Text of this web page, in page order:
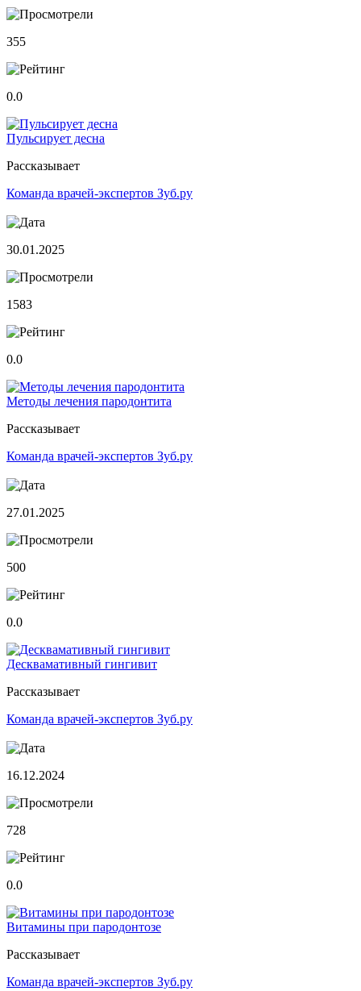
355
0.0
Пульсирует десна
Рассказывает
Команда врачей-экспертов Зуб.ру
30.01.2025
1583
0.0
Методы лечения пародонтита
Рассказывает
Команда врачей-экспертов Зуб.ру
27.01.2025
500
0.0
Десквамативный гингивит
Рассказывает
Команда врачей-экспертов Зуб.ру
16.12.2024
728
0.0
Витамины при пародонтозе
Рассказывает
Команда врачей-экспертов Зуб.ру